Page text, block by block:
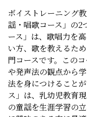
ボイストレーニング
謡・唱歌コース」の2
ース」は、歌唱力を
い方、歌を教えるた
門コースです。この
や発声法の観点から
法を身につけること
ス」は、乳幼児教育
の童謡を生涯学習の